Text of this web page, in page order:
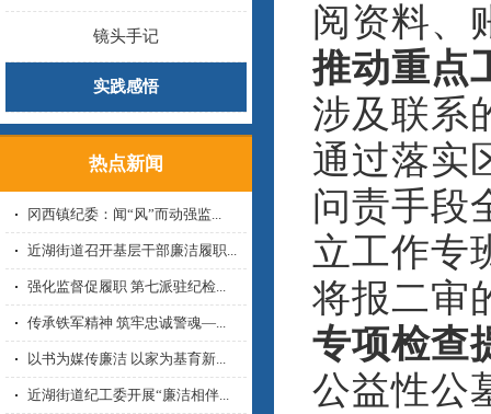
镜头手记
实践感悟
热点新闻
冈西镇纪委：闻“风”而动强监...
近湖街道召开基层干部廉洁履职...
强化监督促履职 第七派驻纪检...
传承铁军精神 筑牢忠诚警魂—...
以书为媒传廉洁 以家为基育新...
近湖街道纪工委开展“廉洁相伴...
阅资料、
推动重点
涉及联系
通过落实
问责手段
立工作专
将报二审
专项检查
公益性公